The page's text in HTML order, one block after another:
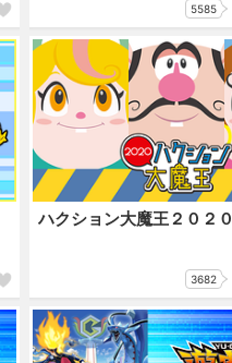
5585
ハクション大魔王２０２０
3682